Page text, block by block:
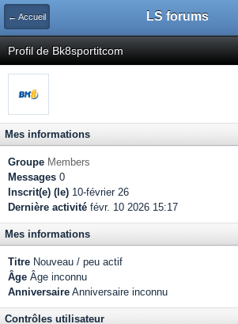
← Accueil LS forums
Profil de Bk8sportitcom
Mes informations
Groupe Members
Messages 0
Inscrit(e) (le) 10-février 26
Dernière activité févr. 10 2026 15:17
Mes informations
Titre Nouveau / peu actif
Âge Âge inconnu
Anniversaire Anniversaire inconnu
Contrôles utilisateur